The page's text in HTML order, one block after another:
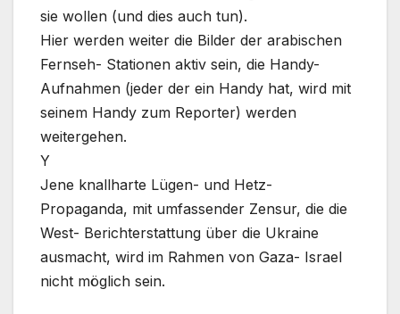
sie wollen (und dies auch tun).
Hier werden weiter die Bilder der arabischen
Fernseh- Stationen aktiv sein, die Handy-
Aufnahmen (jeder der ein Handy hat, wird mit
seinem Handy zum Reporter) werden
weitergehen.
Y
Jene knallharte Lügen- und Hetz-
Propaganda, mit umfassender Zensur, die die
West- Berichterstattung über die Ukraine
ausmacht, wird im Rahmen von Gaza- Israel
nicht möglich sein.